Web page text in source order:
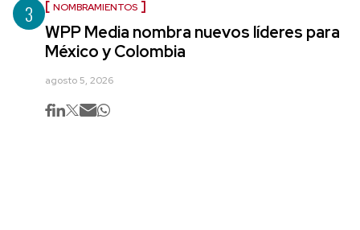
3 NOMBRAMIENTOS
WPP Media nombra nuevos líderes para
México y Colombia
agosto 5, 2026